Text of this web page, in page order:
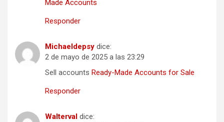
Made Accounts
Responder
Michaeldepsy dice:
2 de mayo de 2025 a las 23:29
Sell accounts Ready-Made Accounts for Sale
Responder
Walterval dice: